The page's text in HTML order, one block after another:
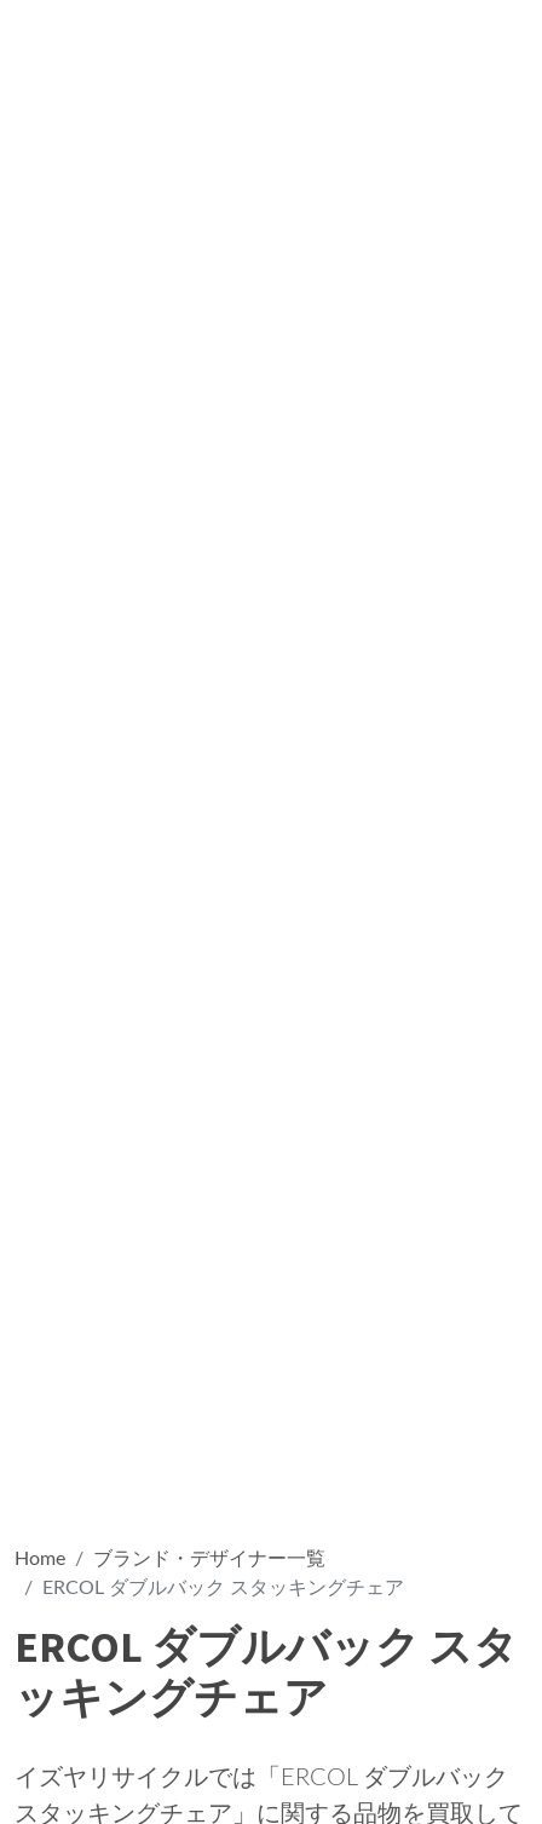
Home
ブランド・デザイナー一覧
ERCOL ダブルバック スタッキングチェア
ERCOL ダブルバック スタ
ッキングチェア
イズヤリサイクルでは「ERCOL ダブルバック
スタッキングチェア」に関する品物を買取して